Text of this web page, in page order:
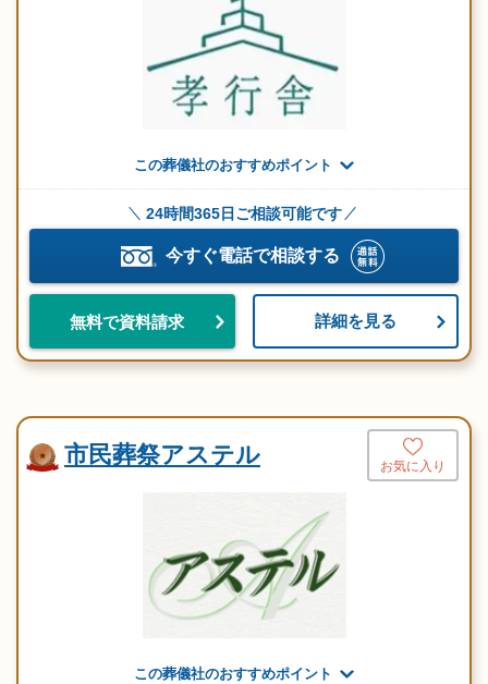
この葬儀社のおすすめポイント
24時間365日ご相談可能です
今すぐ電話で相談する
無料で資料請求 詳細を見る
市民葬祭アステル お気に入り
この葬儀社のおすすめポイント